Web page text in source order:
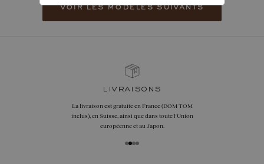
voir les modèles suivants
livraisons
La livraison est gratuite en France (DOM TOM
inclus), en Suisse, ainsi que dans toute l'Union
européenne et au Japon.